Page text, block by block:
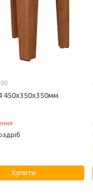
450х350х350мм
Купити